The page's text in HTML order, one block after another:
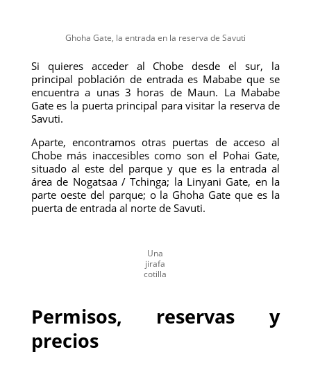
Ghoha Gate, la entrada en la reserva de Savuti
Si quieres acceder al Chobe desde el sur, la
principal población de entrada es Mababe que se
encuentra a unas 3 horas de Maun. La Mababe
Gate es la puerta principal para visitar la reserva de
Savuti.
Aparte, encontramos otras puertas de acceso al
Chobe más inaccesibles como son el Pohai Gate,
situado al este del parque y que es la entrada al
área de Nogatsaa / Tchinga; la Linyani Gate, en la
parte oeste del parque; o la Ghoha Gate que es la
puerta de entrada al norte de Savuti.
Una
jirafa
cotilla
Permisos, reservas y
precios